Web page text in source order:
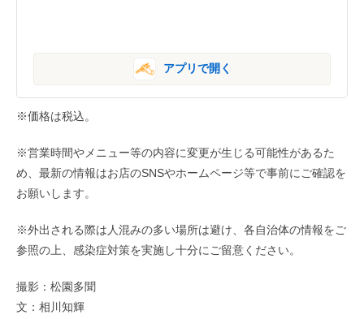
アプリで開く
※価格は税込。
※営業時間やメニュー等の内容に変更が生じる可能性があるた
め、最新の情報はお店のSNSやホームページ等で事前にご確認を
お願いします。
※外出される際は人混みの多い場所は避け、各自治体の情報をご
参照の上、感染症対策を実施し十分にご留意ください。
撮影：松園多聞
文：相川知輝